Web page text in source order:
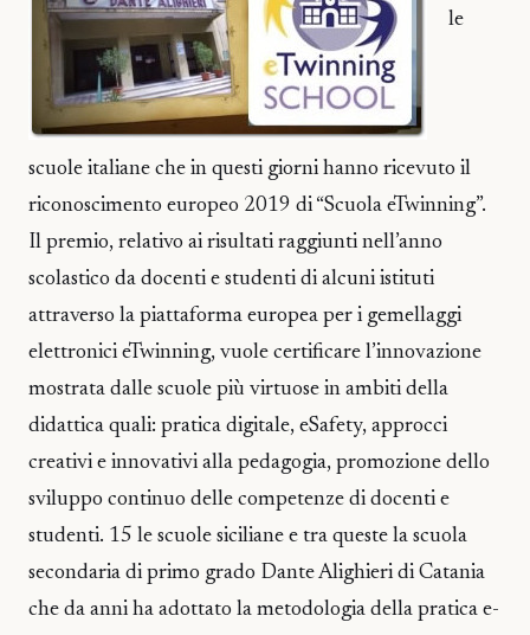
le
scuole italiane che in questi giorni hanno ricevuto il
riconoscimento europeo 2019 di “Scuola eTwinning”.
Il premio, relativo ai risultati raggiunti nell’anno
scolastico da docenti e studenti di alcuni istituti
attraverso la piattaforma europea per i gemellaggi
elettronici eTwinning, vuole certificare l’innovazione
mostrata dalle scuole più virtuose in ambiti della
didattica quali: pratica digitale, eSafety, approcci
creativi e innovativi alla pedagogia, promozione dello
sviluppo continuo delle competenze di docenti e
studenti. 15 le scuole siciliane e tra queste la scuola
secondaria di primo grado Dante Alighieri di Catania
che da anni ha adottato la metodologia della pratica e-